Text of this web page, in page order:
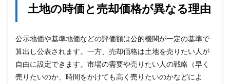
土地の時価と売却価格が異なる理由
公示地価や基準地価などの評価額は公的機関が一定の基準で
算出し公表されます。一方、売却価格は土地を売りたい人が
自由に設定できます。市場の需要や売りたい人の戦略（早く
売りたいのか、時間をかけても高く売りたいのかなどによ